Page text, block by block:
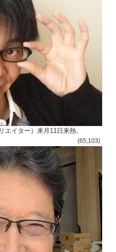
エイター）来月11日来熱。
(65,103)